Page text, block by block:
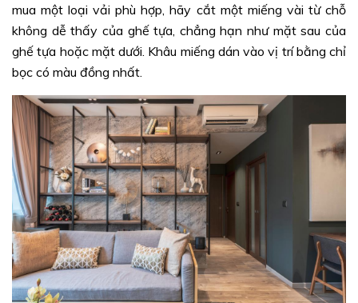
mua một loại vải phù hợp, hãy cắt một miếng vài từ chỗ
không dễ thấy của ghế tựa, chẳng hạn như mặt sau của
ghế tựa hoặc mặt dưới. Khâu miếng dán vào vị trí bằng chỉ
bọc có màu đồng nhất.